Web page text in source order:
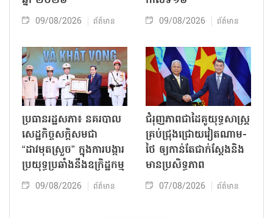
09/08/2026 ព័ត៌មាន 09/08/2026 ព័ត៌មាន
ប្រធានរដ្ឋសភា៖ នគរបាល
សេដ្ឋកិច្ចសក្តិសមជា
“ដាវមុតស្រួច” ក្នុងការបង្ការ
ប្រយុទ្ធប្រឆាំងនឹងឧក្រិដ្ឋកម្ម
09/08/2026 ព័ត៌មាន
ជំរុញភាពជាដៃគូយុទ្ធសាស្ត្រ
គ្រប់ជ្រុងជ្រោយវៀតណាម-
ថៃ ឲ្យកាន់តែជាក់ស្ដែងនិង
មានប្រសិទ្ធភាព
07/08/2026 ព័ត៌មាន